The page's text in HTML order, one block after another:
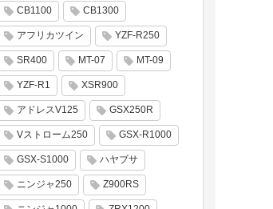
CB1100 CB1300
アフリカツイン YZF-R250
SR400 MT-07 MT-09
YZF-R1 XSR900
アドレスV125 GSX250R
Vストローム250 GSX-R1000
GSX-S1000 ハヤブサ
ニンジャ250 Z900RS